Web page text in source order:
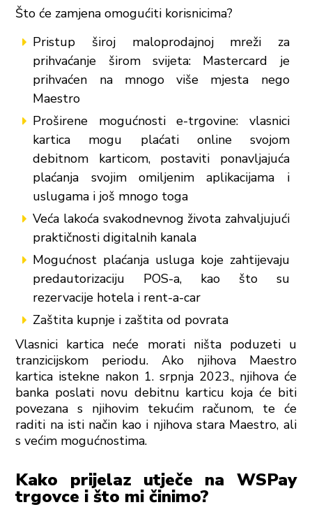
Što će zamjena omogućiti korisnicima?
Pristup široj maloprodajnoj mreži za
prihvaćanje širom svijeta: Mastercard je
prihvaćen na mnogo više mjesta nego
Maestro
Proširene mogućnosti e-trgovine: vlasnici
kartica mogu plaćati online svojom
debitnom karticom, postaviti ponavljajuća
plaćanja svojim omiljenim aplikacijama i
uslugama i još mnogo toga
Veća lakoća svakodnevnog života zahvaljujući
praktičnosti digitalnih kanala
Mogućnost plaćanja usluga koje zahtijevaju
predautorizaciju POS-a, kao što su
rezervacije hotela i rent-a-car
Zaštita kupnje i zaštita od povrata
Vlasnici kartica neće morati ništa poduzeti u
tranzicijskom periodu. Ako njihova Maestro
kartica istekne nakon 1. srpnja 2023., njihova će
banka poslati novu debitnu karticu koja će biti
povezana s njihovim tekućim računom, te će
raditi na isti način kao i njihova stara Maestro, ali
s većim mogućnostima.
Kako prijelaz utječe na WSPay
trgovce i što mi činimo?